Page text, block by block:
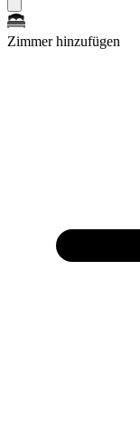
Zimmer hinzufügen